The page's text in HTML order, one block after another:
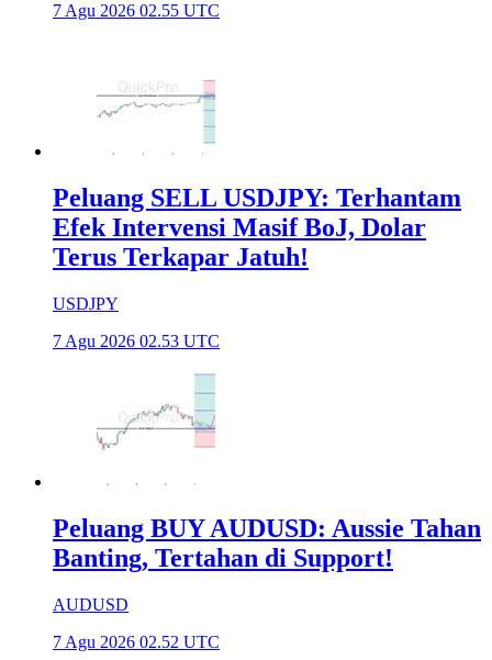
7 Agu 2026 02.55 UTC
Peluang SELL USDJPY: Terhantam
Efek Intervensi Masif BoJ, Dolar
Terus Terkapar Jatuh!
USDJPY
7 Agu 2026 02.53 UTC
Peluang BUY AUDUSD: Aussie Tahan
Banting, Tertahan di Support!
AUDUSD
7 Agu 2026 02.52 UTC